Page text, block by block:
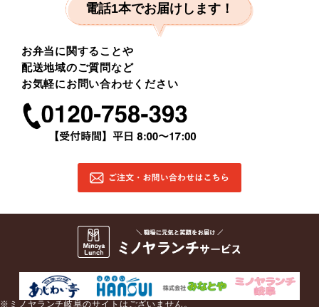
電話1本でお届けします！
お弁当に関することや
配送地域のご質問など
お気軽にお問い合わせください
※ミノヤランチ岐阜のサイトはございません。